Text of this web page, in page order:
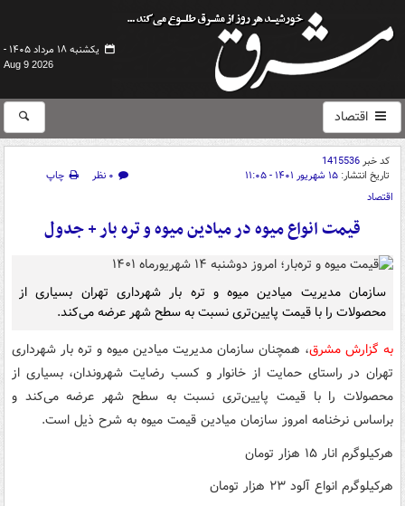
یکشنبه ۱۸ مرداد ۱۴۰۵ -
Aug 9 2026
اقتصاد
کد خبر1415536
تاریخ انتشار: ۱۵ شهریور ۱۴۰۱ - ۱۱:۰۵ ۰ نظر
چاپ
اقتصاد
قیمت انواع میوه در میادین میوه و تره بار + جدول
سازمان مدیریت میادین میوه و تره بار شهرداری تهران بسیاری از
محصولات را با قیمت پایین‌تری نسبت به سطح شهر عرضه می‌کند.
به گزارش مشرق، همچنان سازمان مدیریت میادین میوه و تره بار شهرداری
تهران در راستای حمایت از خانوار و کسب رضایت شهروندان، بسیاری از
محصولات را با قیمت پایین‌تری نسبت به سطح شهر عرضه می‌کند و
براساس نرخنامه امروز سازمان میادین قیمت میوه به شرح ذیل است.
هرکیلوگرم انار ۱۵ هزار تومان
هرکیلوگرم انواع آلود ۲۳ هزار تومان